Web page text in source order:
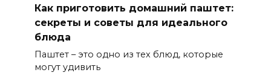
Как приготовить домашний паштет:
секреты и советы для идеального
блюда
Паштет – это одно из тех блюд, которые
могут удивить